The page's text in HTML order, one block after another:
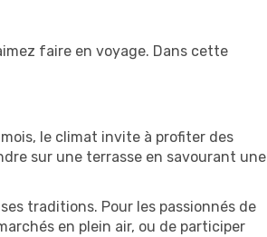
faire en voyage. Dans cette
le climat invite à profiter des
sur une terrasse en savourant une
traditions. Pour les passionnés de
en plein air, ou de participer